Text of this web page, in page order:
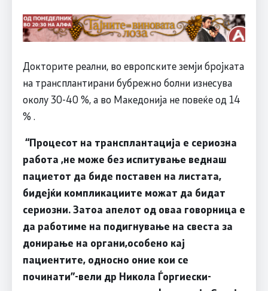
Докторите реални, во европските земји бројката
на трансплантирани бубрежно болни изнесува
околу 30-40 %, а во Македонија не повеќе од 14
% .
“Процесот на трансплантација е сериозна
работа ,не може без испитување веднаш
пациетот да биде поставен на листата,
бидејќи компликациите можат да бидат
сериозни. Затоа апелот од оваа говорница е
да работиме на подигнување на свеста за
донирање на органи,особено кај
пациентите, односно оние кои се
починати”-вели др Никола Ѓоргиески-